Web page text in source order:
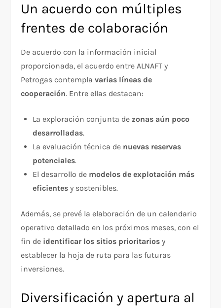
Un acuerdo con múltiples
frentes de colaboración
De acuerdo con la información inicial
proporcionada, el acuerdo entre ALNAFT y
Petrogas contemplavarias líneas de
cooperación. Entre ellas destacan:
La exploración conjunta de zonas aún poco
desarrolladas.
La evaluación técnica de nuevas reservas
potenciales.
El desarrollo de modelos de explotación más
eficientes y sostenibles.
Además, se prevé la elaboración de un calendario
operativo detallado en los próximos meses, con el
fin de identificar los sitios prioritarios y
establecer la hoja de ruta para las futuras
inversiones.
Diversificación y apertura al